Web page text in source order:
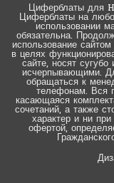
Циферблаты для
Циферблаты на
использовании
обязательна.
использование
в целях
сайте, носят
исчерпывающими.
обращаться к
телефонам. Вся
касающаяся
сочетаний, а также
характер и ни
офертой,